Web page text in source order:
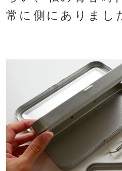
常に側にありまし